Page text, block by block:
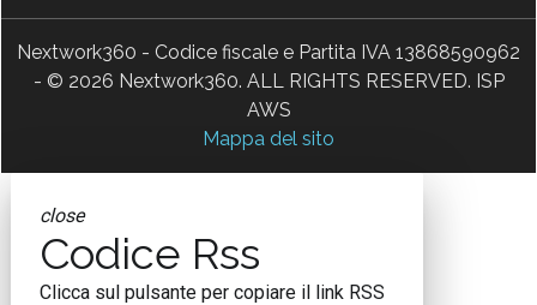
Nextwork360 - Codice fiscale e Partita IVA 13868590962
- © 2026 Nextwork360. ALL RIGHTS RESERVED. ISP
AWS
Mappa del sito
close
Codice Rss
Clicca sul pulsante per copiare il link RSS